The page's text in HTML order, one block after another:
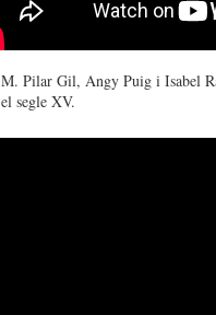
M. Pilar Gil, Angy Puig i Isabel
el segle XV.